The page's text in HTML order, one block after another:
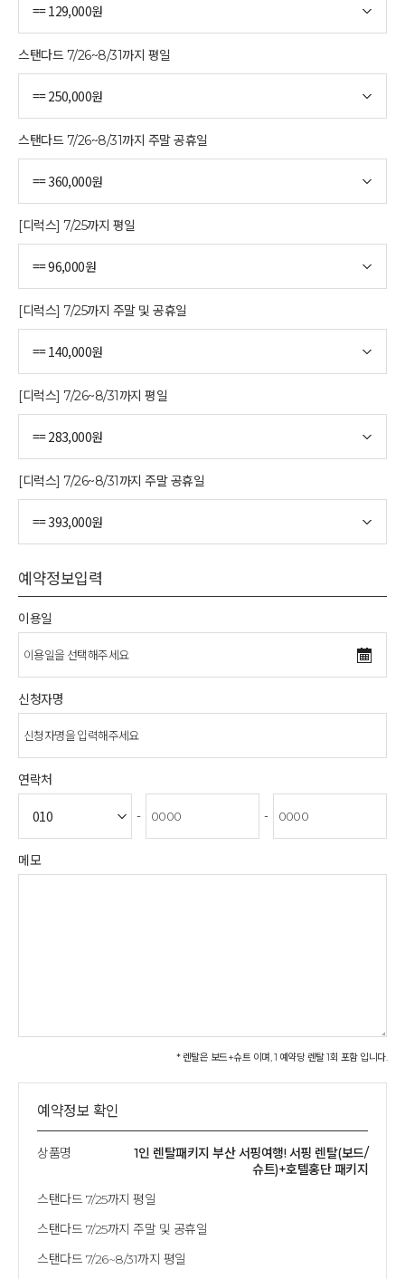
스탠다드 7/26~8/31까지 평일
스탠다드 7/26~8/31까지 주말 공휴일
[디럭스] 7/25까지 평일
[디럭스] 7/25까지 주말 및 공휴일
[디럭스] 7/26~8/31까지 평일
[디럭스] 7/26~8/31까지 주말 공휴일
예약정보입력
이용일
신청자명
연락처
- -
메모
* 렌탈은 보드+슈트 이며, 1 예약당 렌탈 1회 포함 입니다.
예약정보 확인
상품명
1인 렌탈패키지 부산 서핑여행! 서핑 렌탈(보드/
슈트)+호텔홍단 패키지
스탠다드 7/25까지 평일
스탠다드 7/25까지 주말 및 공휴일
스탠다드 7/26~8/31까지 평일